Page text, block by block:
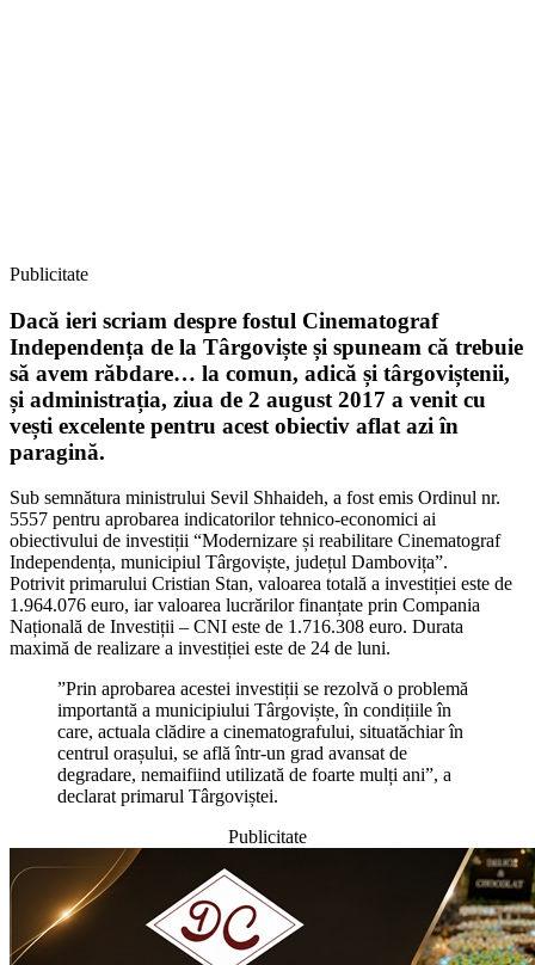
Publicitate
Dacă ieri scriam despre fostul Cinematograf
Independența de la Târgoviște și spuneam că trebuie
să avem răbdare… la comun, adică și târgoviștenii,
și administrația, ziua de 2 august 2017 a venit cu
vești excelente pentru acest obiectiv aflat azi în
paragină.
Sub semnătura ministrului Sevil Shhaideh, a fost emis Ordinul nr.
5557 pentru aprobarea indicatorilor tehnico-economici ai
obiectivului de investiții “Modernizare și reabilitare Cinematograf
Independența, municipiul Târgoviște, județul Dambovița”.
Potrivit primarului Cristian Stan, valoarea totală a investiției este de
1.964.076 euro, iar valoarea lucrărilor finanțate prin Compania
Națională de Investiții – CNI este de 1.716.308 euro. Durata
maximă de realizare a investiției este de 24 de luni.
”Prin aprobarea acestei investiții se rezolvă o problemă
importantă a municipiului Târgoviște, în condițiile în
care, actuala clădire a cinematografului, situatăchiar în
centrul orașului, se află într-un grad avansat de
degradare, nemaifiind utilizată de foarte mulți ani”, a
declarat primarul Târgoviștei.
Publicitate